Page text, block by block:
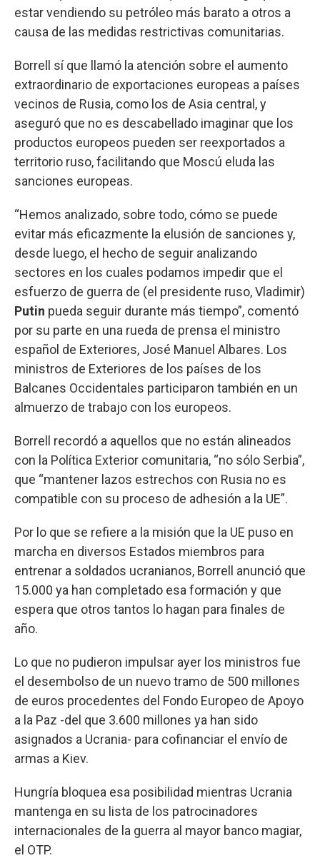
estar vendiendo su petróleo más barato a otros a
causa de las medidas restrictivas comunitarias.
Borrell sí que llamó la atención sobre el aumento
extraordinario de exportaciones europeas a países
vecinos de Rusia, como los de Asia central, y
aseguró que no es descabellado imaginar que los
productos europeos pueden ser reexportados a
territorio ruso, facilitando que Moscú eluda las
sanciones europeas.
“Hemos analizado, sobre todo, cómo se puede
evitar más eficazmente la elusión de sanciones y,
desde luego, el hecho de seguir analizando
sectores en los cuales podamos impedir que el
esfuerzo de guerra de (el presidente ruso, Vladimir)
Putin pueda seguir durante más tiempo”, comentó
por su parte en una rueda de prensa el ministro
español de Exteriores, José Manuel Albares. Los
ministros de Exteriores de los países de los
Balcanes Occidentales participaron también en un
almuerzo de trabajo con los europeos.
Borrell recordó a aquellos que no están alineados
con la Política Exterior comunitaria, “no sólo Serbia”,
que “mantener lazos estrechos con Rusia no es
compatible con su proceso de adhesión a la UE”.
Por lo que se refiere a la misión que la UE puso en
marcha en diversos Estados miembros para
entrenar a soldados ucranianos, Borrell anunció que
15.000 ya han completado esa formación y que
espera que otros tantos lo hagan para finales de
año.
Lo que no pudieron impulsar ayer los ministros fue
el desembolso de un nuevo tramo de 500 millones
de euros procedentes del Fondo Europeo de Apoyo
a la Paz -del que 3.600 millones ya han sido
asignados a Ucrania- para cofinanciar el envío de
armas a Kiev.
Hungría bloquea esa posibilidad mientras Ucrania
mantenga en su lista de los patrocinadores
internacionales de la guerra al mayor banco magiar,
el OTP.